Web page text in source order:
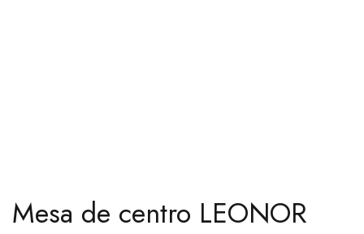
Mesa de centro LEONOR